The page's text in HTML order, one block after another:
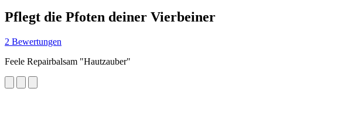
Pflegt die Pfoten deiner Vierbeiner
2 Bewertungen
Feele Repairbalsam "Hautzauber"